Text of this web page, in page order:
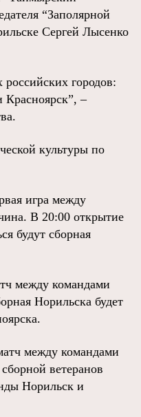
“Заполярной
Сергей Лысенко
городов:
–
культуры по
игра между
В 20:00 открытие
будут сборная
между командами
Норильска будет
между командами
ветеранов
Норильск и